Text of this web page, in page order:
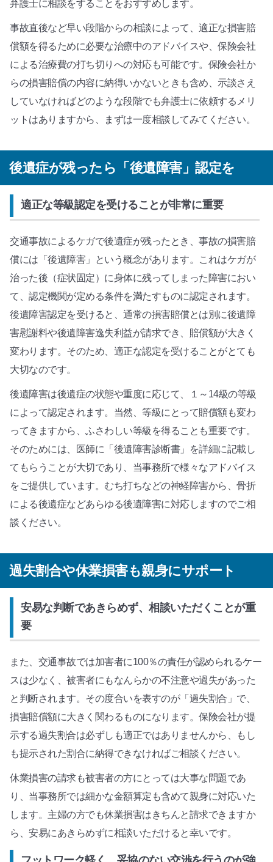
弁護士に相談をすることをおすすめします。
事故直後など早い段階からの相談によって、適正な損害賠
償額を得るために必要な治療中のアドバイスや、保険会社
による治療費の打ち切りへの対応も可能です。保険会社か
らの損害賠償の内容に納得いかないときも含め、示談さえ
していなければどのような段階でも弁護士に依頼するメリ
ットはありますから、まずは一度相談してみてください。
後遺症が残ったら「後遺障害」認定を
適正な等級認定を受けることが非常に重要
交通事故によるケガで後遺症が残ったとき、事故の損害賠
償には「後遺障害」という概念があります。これはケガが
治った後（症状固定）に身体に残ってしまった障害におい
て、認定機関が定める条件を満たすものに認定されます。
後遺障害認定を受けると、通常の損害賠償とは別に後遺障
害慰謝料や後遺障害逸失利益が請求でき、賠償額が大きく
変わります。そのため、適正な認定を受けることがとても
大切なのです。
後遺障害は後遺症の状態や重度に応じて、１～14級の等級
によって認定されます。当然、等級にとって賠償額も変わ
ってきますから、ふさわしい等級を得ることも重要です。
そのためには、医師に「後遺障害診断書」を詳細に記載し
てもらうことが大切であり、当事務所で様々なアドバイス
をご提供しています。むち打ちなどの神経障害から、骨折
による後遺症などあらゆる後遺障害に対応しますのでご相
談ください。
過失割合や休業損害も親身にサポート
安易な判断であきらめず、相談いただくことが重
要
また、交通事故では加害者に100％の責任が認められるケー
スは少なく、被害者にもなんらかの不注意や過失があった
と判断されます。その度合いを表すのが「過失割合」で、
損害賠償額に大きく関わるものになります。保険会社が提
示する過失割合は必ずしも適正ではありませんから、もし
も提示された割合に納得できなければご相談ください。
休業損害の請求も被害者の方にとっては大事な問題であ
り、当事務所では細かな金額算定も含めて親身に対応いた
します。主婦の方でも休業損害はきちんと請求できますか
ら、安易にあきらめずに相談いただけると幸いです。